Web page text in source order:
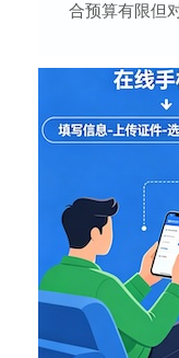
合预算有限但